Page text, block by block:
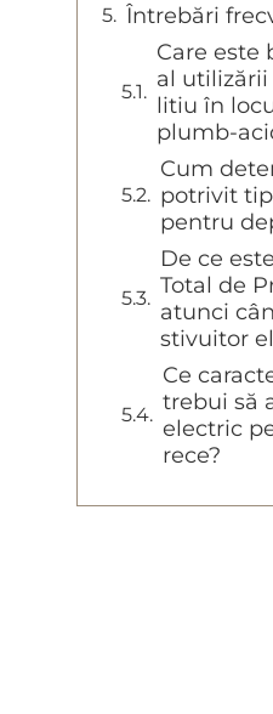
Întrebări
Care este
al
litiu în
plumb-
Cum
potrivit
pentru
De ce
Total de
atunci
stivuitor
Ce
trebui să
electric
rece?